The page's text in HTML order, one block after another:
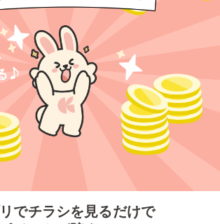
でチラシを見るだけで